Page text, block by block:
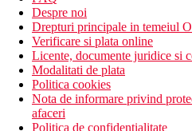
Despre noi
Drepturi principale in temeiul
Verificare si plata online
Licente, documente juridice si
Modalitati de plata
Politica cookies
Nota de informare privind
afaceri
Politica de confidentialitate